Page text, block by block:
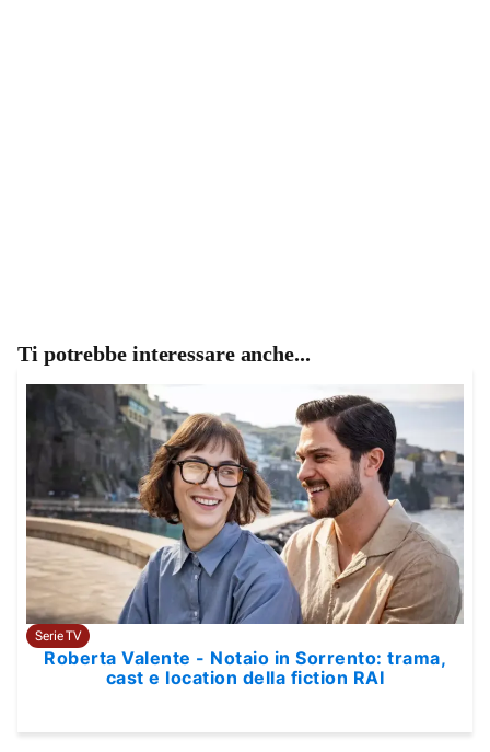
Ti potrebbe interessare anche...
Serie TV
Roberta Valente - Notaio in Sorrento: trama,
cast e location della fiction RAI